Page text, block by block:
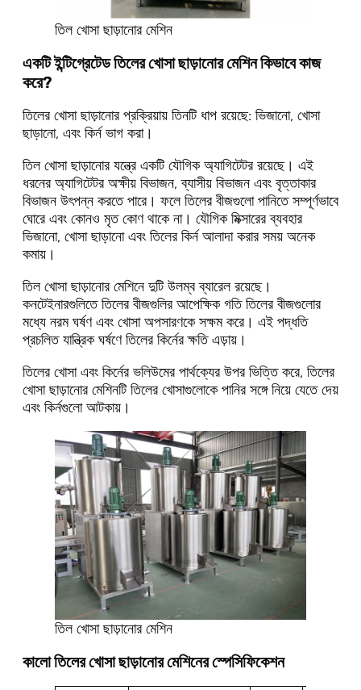
তিল খোসা ছাড়ানোর মেশিন
একটি ইন্টিগ্রেটেড তিলের খোসা ছাড়ানোর মেশিন কিভাবে কাজ
করে?
তিলের খোসা ছাড়ানোর প্রক্রিয়ায় তিনটি ধাপ রয়েছে: ভিজানো, খোসা
ছাড়ানো, এবং কির্ন ভাগ করা।
তিল খোসা ছাড়ানোর যন্ত্রে একটি যৌগিক অ্যাগিটেটর রয়েছে। এই
ধরনের অ্যাগিটেটর অক্ষীয় বিভাজন, ব্যাসীয় বিভাজন এবং বৃত্তাকার
বিভাজন উৎপন্ন করতে পারে। ফলে তিলের বীজগুলো পানিতে সম্পূর্ণভাবে
ঘোরে এবং কোনও মৃত কোণ থাকে না। যৌগিক মিক্সারের ব্যবহার
ভিজানো, খোসা ছাড়ানো এবং তিলের কির্ন আলাদা করার সময় অনেক
কমায়।
তিল খোসা ছাড়ানোর মেশিনে দুটি উলম্ব ব্যারেল রয়েছে।
কনটেইনারগুলিতে তিলের বীজগুলির আপেক্ষিক গতি তিলের বীজগুলোর
মধ্যে নরম ঘর্ষণ এবং খোসা অপসারণকে সক্ষম করে। এই পদ্ধতি
প্রচলিত যান্ত্রিক ঘর্ষণে তিলের কির্নের ক্ষতি এড়ায়।
তিলের খোসা এবং কির্নের ভলিউমের পার্থক্যের উপর ভিত্তি করে, তিলের
খোসা ছাড়ানোর মেশিনটি তিলের খোসাগুলোকে পানির সঙ্গে নিয়ে যেতে দেয়
এবং কির্নগুলো আটকায়।
তিল খোসা ছাড়ানোর মেশিন
কালো তিলের খোসা ছাড়ানোর মেশিনের স্পেসিফিকেশন